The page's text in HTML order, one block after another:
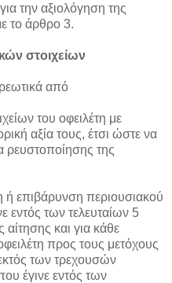
την αξιολόγηση της
το άρθρο 3.
στοιχείων
από
του οφειλέτη με
αξία τους, έτσι ώστε να
ρευστοποίησης της
επιβάρυνση περιουσιακού
εντός των τελευταίων 5
και για κάθε
προς τους μετόχους
των τρεχουσών
έγινε εντός των